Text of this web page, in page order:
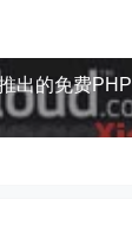
出的免费